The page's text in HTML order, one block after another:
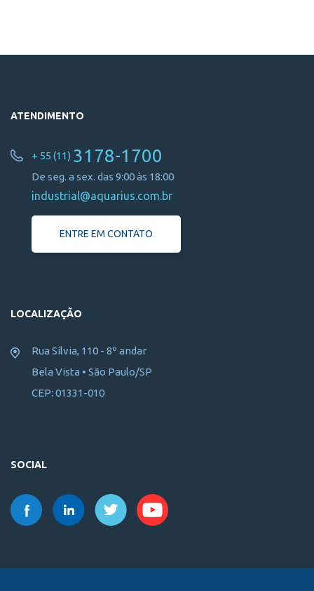
ATENDIMENTO
+ 55 (11) 3178-1700
De seg. a sex. das 9:00 às 18:00
industrial@aquarius.com.br
ENTRE EM CONTATO
LOCALIZAÇÃO
Rua Sílvia, 110 - 8º andar
Bela Vista • São Paulo/SP
CEP: 01331-010
SOCIAL